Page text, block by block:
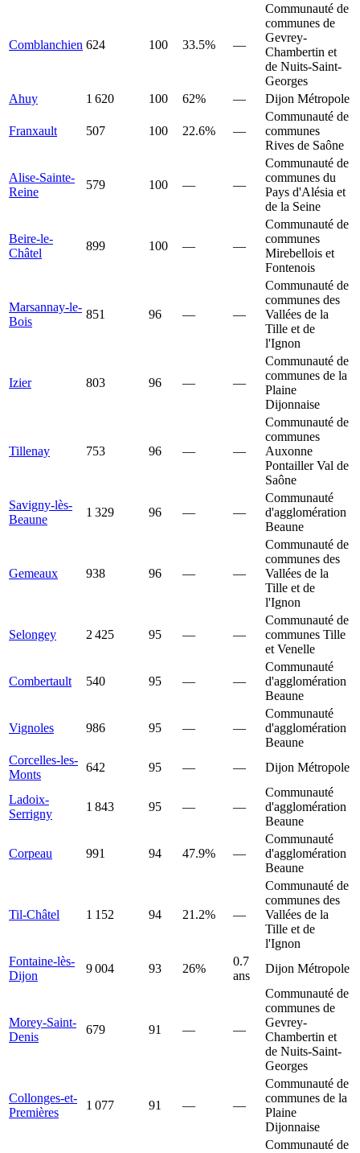
Comblanchien 624 100 33.5% —
Communauté de
communes de
Gevrey-
Chambertin et
de Nuits-Saint-
Georges
Ahuy
1 620 100 62% — Dijon Métropole
Franxault 507 100 22.6% —
Communauté de
communes
Rives de Saône
Alise-Sainte-
Reine
579 100 — —
Communauté de
communes du
Pays d'Alésia et
de la Seine
Beire-le-
Châtel
899 100 — —
Communauté de
communes
Mirebellois et
Fontenois
Marsannay-le-
Bois
851 96 — —
Communauté de
communes des
Vallées de la
Tille et de
l'Ignon
Izier 803 96 — —
Communauté de
communes de la
Plaine
Dijonnaise
Tillenay 753 96 — —
Communauté de
communes
Auxonne
Pontailler Val de
Saône
Savigny-lès-
Beaune
1 329 96 — —
Communauté
d'agglomération
Beaune
Gemeaux 938 96 — —
Communauté de
communes des
Vallées de la
Tille et de
l'Ignon
Selongey 2 425 95 — —
Communauté de
communes Tille
et Venelle
Combertault 540 95 — —
Communauté
d'agglomération
Beaune
Vignoles 986 95 — —
Communauté
d'agglomération
Beaune
Corcelles-les-
Monts
642 95 — — Dijon Métropole
Ladoix-
Serrigny
1 843 95 — —
Communauté
d'agglomération
Beaune
Corpeau 991 94 47.9% —
Communauté
d'agglomération
Beaune
Til-Châtel 1 152 94 21.2% —
Communauté de
communes des
Vallées de la
Tille et de
l'Ignon
Fontaine-lès-
Dijon
9 004 93 26%
0.7
ans
Dijon Métropole
Morey-Saint-
Denis
679 91 — —
Communauté de
communes de
Gevrey-
Chambertin et
de Nuits-Saint-
Georges
Collonges-et-
Premières
1 077 91 — —
Communauté de
communes de la
Plaine
Dijonnaise
Communauté de